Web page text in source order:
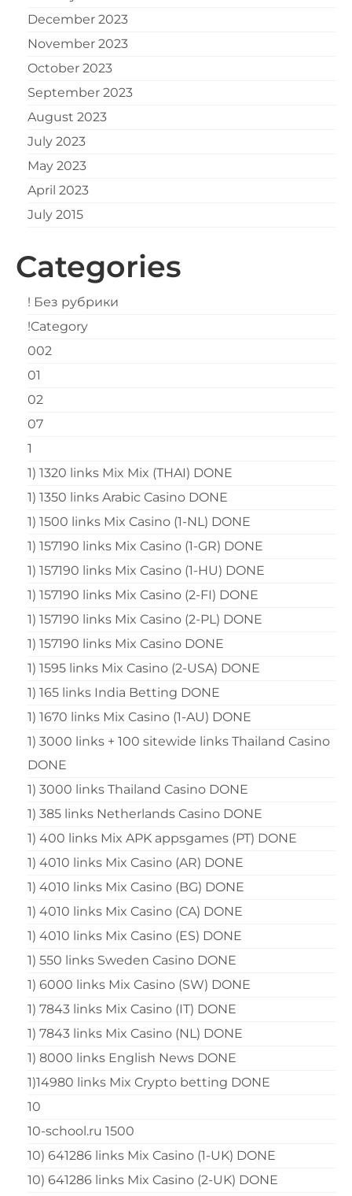
December 2023
November 2023
October 2023
September 2023
August 2023
July 2023
May 2023
April 2023
July 2015
Categories
! Без рубрики
!Category
002
01
02
07
1
1) 1320 links Mix Mix (THAI) DONE
1) 1350 links Arabic Casino DONE
1) 1500 links Mix Casino (1-NL) DONE
1) 157190 links Mix Casino (1-GR) DONE
1) 157190 links Mix Casino (1-HU) DONE
1) 157190 links Mix Casino (2-FI) DONE
1) 157190 links Mix Casino (2-PL) DONE
1) 157190 links Mix Casino DONE
1) 1595 links Mix Casino (2-USA) DONE
1) 165 links India Betting DONE
1) 1670 links Mix Casino (1-AU) DONE
1) 3000 links + 100 sitewide links Thailand Casino
DONE
1) 3000 links Thailand Casino DONE
1) 385 links Netherlands Casino DONE
1) 400 links Mix APK appsgames (PT) DONE
1) 4010 links Mix Casino (AR) DONE
1) 4010 links Mix Casino (BG) DONE
1) 4010 links Mix Casino (CA) DONE
1) 4010 links Mix Casino (ES) DONE
1) 550 links Sweden Casino DONE
1) 6000 links Mix Casino (SW) DONE
1) 7843 links Mix Casino (IT) DONE
1) 7843 links Mix Casino (NL) DONE
1) 8000 links English News DONE
1)14980 links Mix Crypto betting DONE
10
10-school.ru 1500
10) 641286 links Mix Casino (1-UK) DONE
10) 641286 links Mix Casino (2-UK) DONE